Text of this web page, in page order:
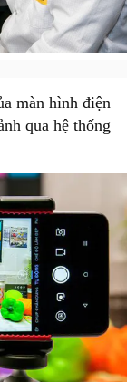
màn hình điện
qua hệ thống